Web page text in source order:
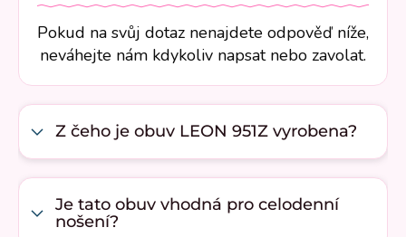
Pokud na svůj dotaz nenajdete odpověď níže,
neváhejte nám kdykoliv napsat nebo zavolat.
Z čeho je obuv LEON 951Z vyrobena?
Je tato obuv vhodná pro celodenní
nošení?